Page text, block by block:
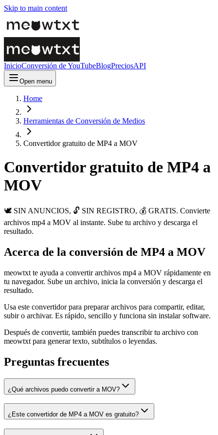
Skip to main content
InicioConversión de YouTubeBlogPreciosAPI
Open menu
Home
Herramientas de Conversión de Medios
Convertidor gratuito de MP4 a MOV
Convertidor gratuito de MP4 a
MOV
🕊️ SIN ANUNCIOS, 🔓 SIN REGISTRO, 💰 GRATIS. Convierte
archivos mp4 a MOV al instante. Sube tu archivo y descarga el
resultado.
Acerca de la conversión de MP4 a MOV
meowtxt te ayuda a convertir archivos mp4 a MOV rápidamente en
tu navegador. Sube un archivo, inicia la conversión y descarga el
resultado.
Usa este convertidor para preparar archivos para compartir, editar,
subir o archivar. Es rápido, sencillo y funciona sin instalar software.
Después de convertir, también puedes transcribir tu archivo con
meowtxt para generar texto, subtítulos o leyendas.
Preguntas frecuentes
¿Qué archivos puedo convertir a MOV?
¿Este convertidor de MP4 a MOV es gratuito?